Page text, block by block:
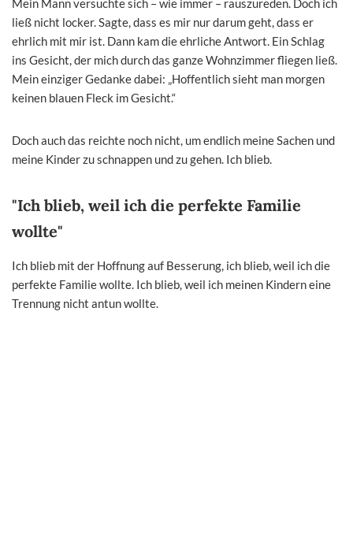
Mein Mann versuchte sich – wie immer – rauszureden. Doch ich
ließ nicht locker. Sagte, dass es mir nur darum geht, dass er
ehrlich mit mir ist. Dann kam die ehrliche Antwort. Ein Schlag
ins Gesicht, der mich durch das ganze Wohnzimmer fliegen ließ.
Mein einziger Gedanke dabei: „Hoffentlich sieht man morgen
keinen blauen Fleck im Gesicht.“
Doch auch das reichte noch nicht, um endlich meine Sachen und
meine Kinder zu schnappen und zu gehen. Ich blieb.
"Ich blieb, weil ich die perfekte Familie
wollte"
Ich blieb mit der Hoffnung auf Besserung, ich blieb, weil ich die
perfekte Familie wollte. Ich blieb, weil ich meinen Kindern eine
Trennung nicht antun wollte.